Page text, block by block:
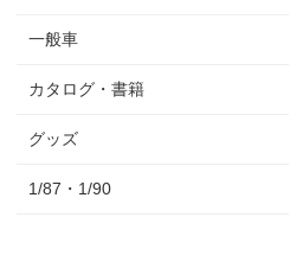
一般車
カタログ・書籍
グッズ
1/87・1/90